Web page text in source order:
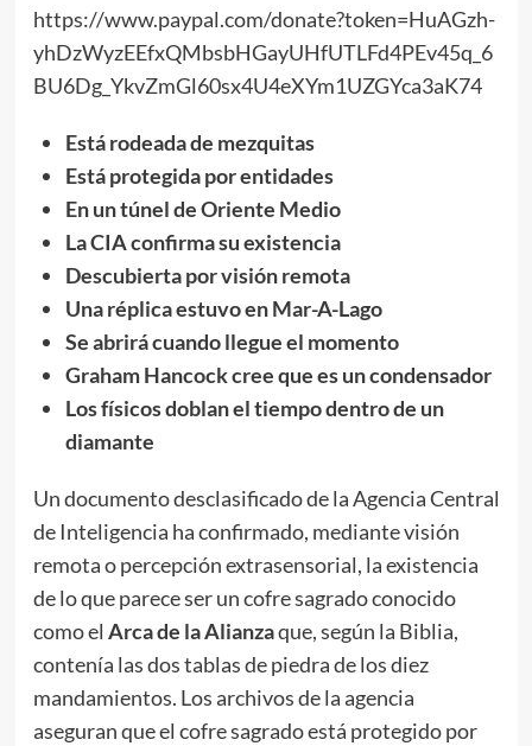
https://www.paypal.com/donate?token=HuAGzh-
yhDzWyzEEfxQMbsbHGayUHfUTLFd4PEv45q_6
BU6Dg_YkvZmGl60sx4U4eXYm1UZGYca3aK74
Está rodeada de mezquitas
Está protegida por entidades
En un túnel de Oriente Medio
La CIA confirma su existencia
Descubierta por visión remota
Una réplica estuvo en Mar-A-Lago
Se abrirá cuando llegue el momento
Graham Hancock cree que es un condensador
Los físicos doblan el tiempo dentro de un
diamante
Un documento desclasificado de la Agencia Central
de Inteligencia ha confirmado, mediante visión
remota o percepción extrasensorial, la existencia
de lo que parece ser un cofre sagrado conocido
como el Arca de la Alianzaque, según la Biblia,
contenía las dos tablas de piedra de los diez
mandamientos. Los archivos de la agencia
aseguran que el cofre sagrado está protegido por